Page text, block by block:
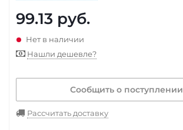
99.13 руб.
Нет в наличии
Нашли дешевле?
Сообщить о поступлении
Рассчитать доставку